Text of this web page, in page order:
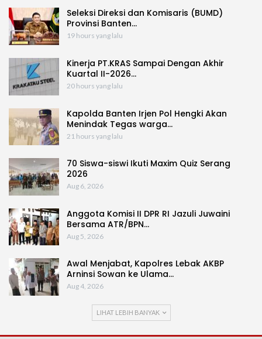
Seleksi Direksi dan Komisaris (BUMD)
Provinsi Banten…
19 hours yang lalu
Kinerja PT.KRAS Sampai Dengan Akhir
Kuartal II-2026…
20 hours yang lalu
Kapolda Banten Irjen Pol Hengki Akan
Menindak Tegas warga…
21 hours yang lalu
70 Siswa-siswi Ikuti Maxim Quiz Serang
2026
Aug 6, 2026
Anggota Komisi II DPR RI Jazuli Juwaini
Bersama ATR/BPN…
Aug 5, 2026
Awal Menjabat, Kapolres Lebak AKBP
Arninsi Sowan ke Ulama…
Aug 4, 2026
LIHAT LEBIH BANYAK